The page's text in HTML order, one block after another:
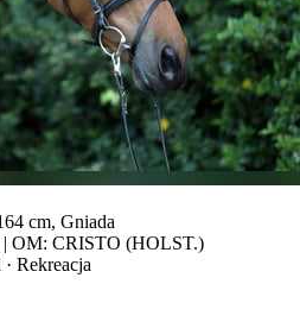
cm, Gniada
OM: CRISTO (HOLST.)
Rekreacja